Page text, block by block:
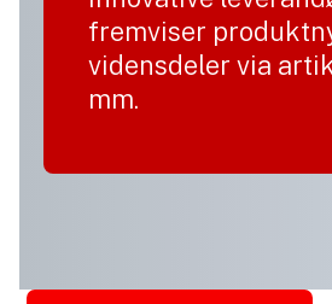
fremviser
vidensdeler via
mm.